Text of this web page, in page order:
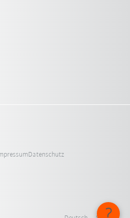
Datenschutz